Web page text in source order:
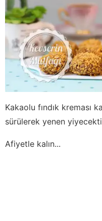
Kakaolu fındık kreması
sürülerek yenen
Afiyetle kalın...